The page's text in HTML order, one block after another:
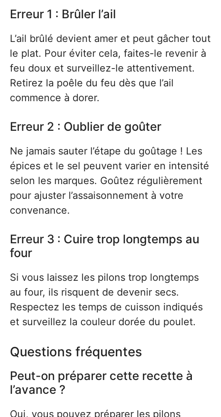
Erreur 1 : Brûler l’ail
L’ail brûlé devient amer et peut gâcher tout
le plat. Pour éviter cela, faites-le revenir à
feu doux et surveillez-le attentivement.
Retirez la poêle du feu dès que l’ail
commence à dorer.
Erreur 2 : Oublier de goûter
Ne jamais sauter l’étape du goûtage ! Les
épices et le sel peuvent varier en intensité
selon les marques. Goûtez régulièrement
pour ajuster l’assaisonnement à votre
convenance.
Erreur 3 : Cuire trop longtemps au
four
Si vous laissez les pilons trop longtemps
au four, ils risquent de devenir secs.
Respectez les temps de cuisson indiqués
et surveillez la couleur dorée du poulet.
Questions fréquentes
Peut-on préparer cette recette à
l’avance ?
Oui, vous pouvez préparer les pilons